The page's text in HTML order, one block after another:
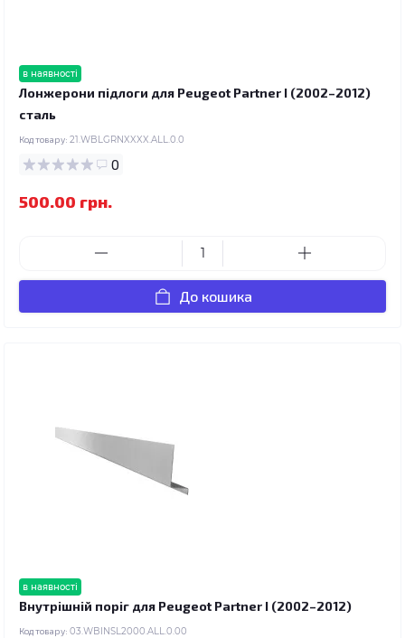
в наявності
Лонжерони підлоги для Peugeot Partner I (2002–2012)
сталь
Код товару: 21.WBLGRNXXXX.ALL.0.0
0
500.00 грн.
До кошика
в наявності
Внутрішній поріг для Peugeot Partner I (2002–2012)
Код товару: 03.WBINSL2000.ALL.0.00